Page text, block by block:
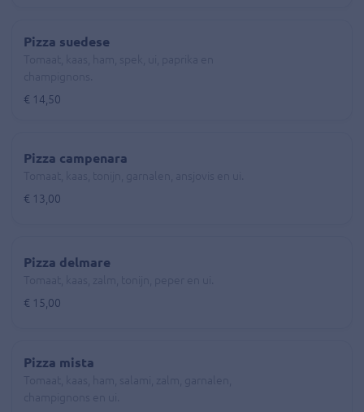
Pizza suedese
€ 14,50
Pizza campenara
€ 13,00
Pizza delmare
€ 15,00
Pizza mista